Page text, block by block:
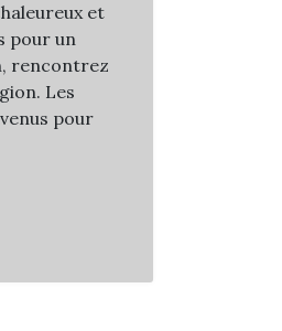
et
pour un
rencontrez
Les
pour